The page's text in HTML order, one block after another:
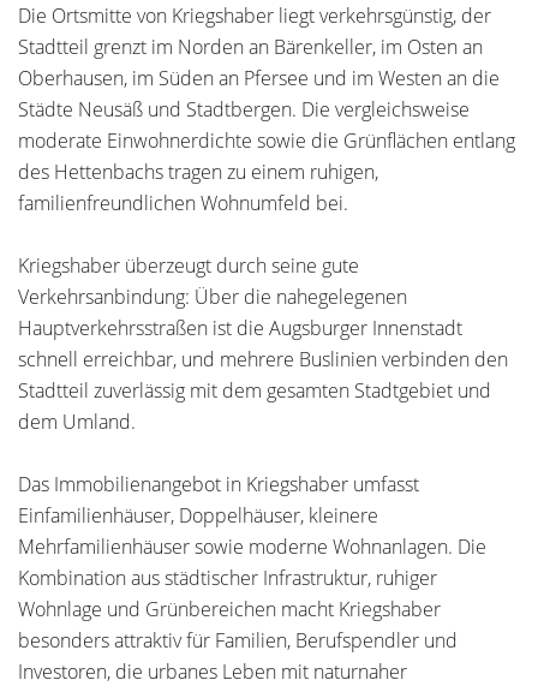
Die Ortsmitte von Kriegshaber liegt verkehrsgünstig, der
Stadtteil grenzt im Norden an Bärenkeller, im Osten an
Oberhausen, im Süden an Pfersee und im Westen an die
Städte Neusäß und Stadtbergen. Die vergleichsweise
moderate Einwohnerdichte sowie die Grünflächen entlang
des Hettenbachs tragen zu einem ruhigen,
familienfreundlichen Wohnumfeld bei.
Kriegshaber überzeugt durch seine gute
Verkehrsanbindung: Über die nahegelegenen
Hauptverkehrsstraßen ist die Augsburger Innenstadt
schnell erreichbar, und mehrere Buslinien verbinden den
Stadtteil zuverlässig mit dem gesamten Stadtgebiet und
dem Umland.
Das Immobilienangebot in Kriegshaber umfasst
Einfamilienhäuser, Doppelhäuser, kleinere
Mehrfamilienhäuser sowie moderne Wohnanlagen. Die
Kombination aus städtischer Infrastruktur, ruhiger
Wohnlage und Grünbereichen macht Kriegshaber
besonders attraktiv für Familien, Berufspendler und
Investoren, die urbanes Leben mit naturnaher